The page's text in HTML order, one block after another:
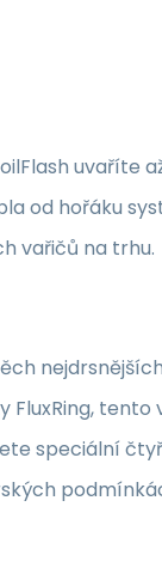
uvaříte
od hořáku
vařičů na trhu.
tento
speciální